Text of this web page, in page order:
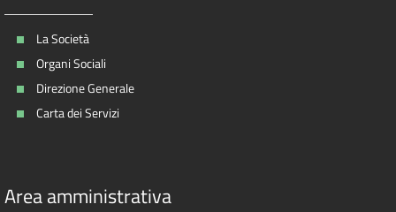
La Società
Organi Sociali
Direzione Generale
Carta dei Servizi
Area amministrativa